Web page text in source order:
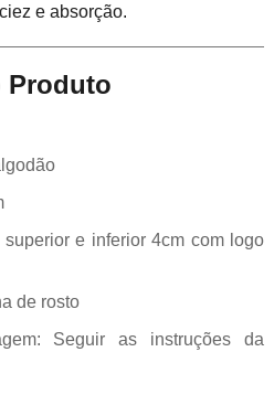
e absorção.
Produto
e inferior 4cm com logo
de rosto
Seguir as instruções da